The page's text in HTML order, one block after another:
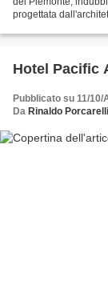
progettata
Hotel Pacific
Pubblicato su 11/10/
Da Rinaldo Porcarelli